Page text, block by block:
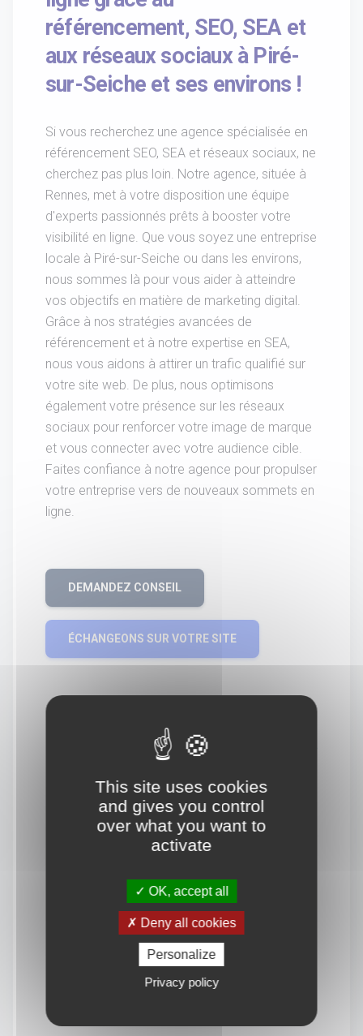
référencement, SEO, SEA et
aux réseaux sociaux à Piré-
sur-Seiche et ses environs !
Si vous recherchez une agence spécialisée en
référencement SEO, SEA et réseaux sociaux, ne
cherchez pas plus loin. Notre agence, située à
Rennes, met à votre disposition une équipe
d'experts passionnés prêts à booster votre
visibilité en ligne. Que vous soyez une entreprise
locale à Piré-sur-Seiche ou dans les environs,
nous sommes là pour vous aider à atteindre
vos objectifs en matière de marketing digital.
Grâce à nos stratégies avancées de
référencement et à notre expertise en SEA,
nous vous aidons à attirer un trafic qualifié sur
votre site web. De plus, nous optimisons
également votre présence sur les réseaux
sociaux pour renforcer votre image de marque
et vous connecter avec votre audience cible.
Faites confiance à notre agence pour propulser
votre entreprise vers de nouveaux sommets en
ligne.
DEMANDEZ CONSEIL
ÉCHANGEONS SUR VOTRE SITE
This site uses cookies
and gives you control
over what you want to
activate
OK, accept all
Deny all cookies
Personalize
Privacy policy